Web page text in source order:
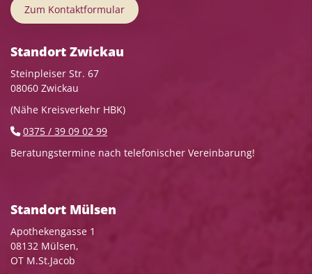
Zum Kontaktformular
Standort Zwickau
Steinpleiser Str. 67
08060 Zwickau
(Nähe Kreisverkehr HBK)
0375 / 39 09 02 99
Beratungstermine nach telefonischer Vereinbarung!
Standort Mülsen
Apothekengasse 1
08132 Mülsen,
OT M.St.Jacob